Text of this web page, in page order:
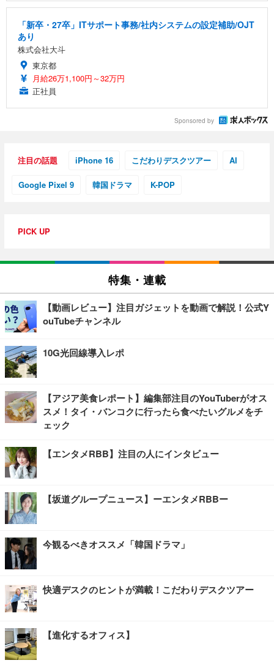
「新卒・27卒」ITサポート事務/社内システムの設定補助/OJT
あり
株式会社大斗
東京都
月給26万1,100円～32万円
正社員
Sponsored by
注目の話題 iPhone 16 こだわりデスクツアー AI
Google Pixel 9 韓国ドラマ K-POP
PICK UP
特集・連載
【動画レビュー】注目ガジェットを動画で解説！公式Y
ouTubeチャンネル
10G光回線導入レポ
【アジア美食レポート】編集部注目のYouTuberがオス
スメ！タイ・バンコクに行ったら食べたいグルメをチ
ェック
【エンタメRBB】注目の人にインタビュー
【坂道グループニュース】ーエンタメRBBー
今観るべきオススメ「韓国ドラマ」
快適デスクのヒントが満載！こだわりデスクツアー
【進化するオフィス】